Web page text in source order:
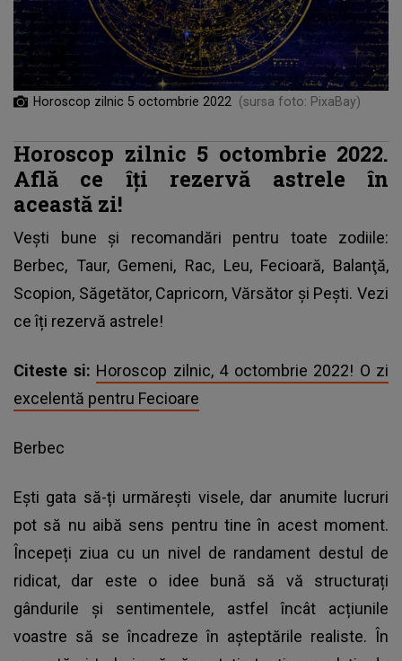
Horoscop zilnic 5 octombrie 2022 (sursa foto: PixaBay)
Horoscop zilnic 5 octombrie 2022.
Află ce îți rezervă astrele în
această zi!
Vești bune și recomandări pentru toate zodiile:
Berbec, Taur, Gemeni, Rac, Leu, Fecioară, Balanţă,
Scopion, Săgetător, Capricorn, Vărsător şi Peşti. Vezi
ce îți rezervă astrele!
Citeste si: Horoscop zilnic, 4 octombrie 2022! O zi
excelentă pentru Fecioare
Berbec
Ești gata să-ți urmărești visele, dar anumite lucruri
pot să nu aibă sens pentru tine în acest moment.
Începeți ziua cu un nivel de randament destul de
ridicat, dar este o idee bună să vă structurați
gândurile și sentimentele, astfel încât acțiunile
voastre să se încadreze în așteptările realiste. În